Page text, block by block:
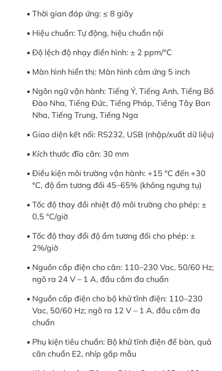
Thời gian đáp ứng: ≤ 8 giây
Hiệu chuẩn: Tự động, hiệu chuẩn nội
Độ lệch độ nhạy điển hình: ± 2 ppm/°C
Màn hình hiển thị: Màn hình cảm ứng 5 inch
Ngôn ngữ vận hành: Tiếng Ý, Tiếng Anh, Tiếng Bồ
Đào Nha, Tiếng Đức, Tiếng Pháp, Tiếng Tây Ban
Nha, Tiếng Trung, Tiếng Nga
Giao diện kết nối: RS232, USB (nhập/xuất dữ liệu)
Kích thước đĩa cân: 30 mm
Điều kiện môi trường vận hành: +15 °C đến +30
°C, độ ẩm tương đối 45–65% (không ngưng tụ)
Tốc độ thay đổi nhiệt độ môi trường cho phép: ±
0,5 °C/giờ
Tốc độ thay đổi độ ẩm tương đối cho phép: ±
2%/giờ
Nguồn cấp điện cho cân: 110–230 Vac, 50/60 Hz;
ngõ ra 24 V – 1 A, đầu cắm đa chuẩn
Nguồn cấp điện cho bộ khử tĩnh điện: 110–230
Vac, 50/60 Hz; ngõ ra 12 V – 1 A, đầu cắm đa
chuẩn
Phụ kiện tiêu chuẩn: Bộ khử tĩnh điện để bàn, quả
cân chuẩn E2, nhíp gắp mẫu